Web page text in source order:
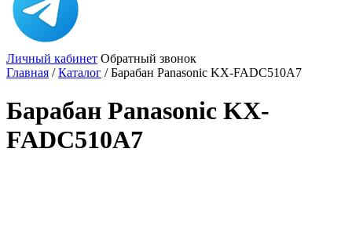
Личный кабинет Обратный звонок
Главная /Каталог /Барабан Panasonic KX-FADC510A7
Барабан Panasonic KX-
FADC510A7